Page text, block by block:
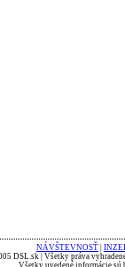
NÁVŠTEVNOSŤ
DSL.sk | Všetky práva
Všetky uvedené informácie sú